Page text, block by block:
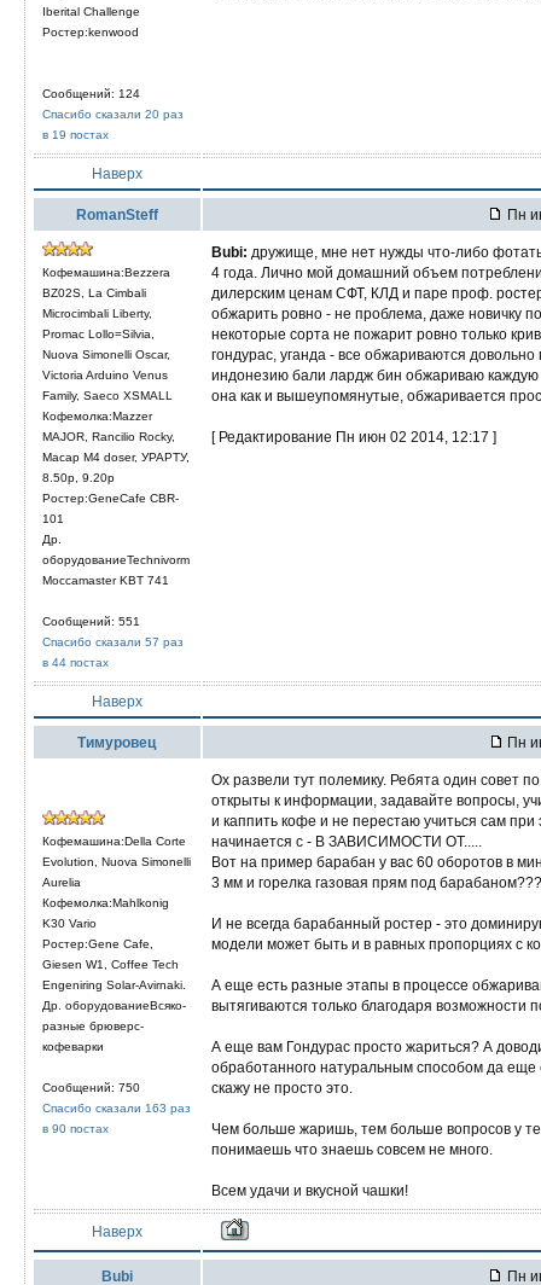
Iberital Challenge
Ростер:kenwood
Сообщений: 124
Спасибо сказали 20 раз
в 19 постах
Наверх
RomanSteff Пн
Кофемашина:Bezzera
BZ02S, La Cimbali
Microcimbali Liberty,
Promac Lollo=Silvia,
Nuova Simonelli Oscar,
Victoria Arduino Venus
Family, Saeco XSMALL
Кофемолка:Mazzer
MAJOR, Rancilio Rocky,
Macap M4 doser, УРАРТУ,
8.50р, 9.20р
Ростер:GeneCafe CBR-
101
Др.
оборудованиеTechnivorm
Moccamaster KBT 741
Сообщений: 551
Спасибо сказали 57 раз
в 44 постах
Bubi: дружище, мне нет нужды что-либо
4 года. Лично мой домашний объем
дилерским ценам СФТ, КЛД и паре проф.
обжарить ровно - не проблема, даже новичку
некоторые сорта не пожарит ровно только
гондурас, уганда - все обжариваются
индонезию бали лардж бин обжариваю каждую
она как и вышеупомянутые, обжаривается
[ Редактирование Пн июн 02 2014, 12:17 ]
Наверх
Тимуровец Пн
Кофемашина:Della Corte
Evolution, Nuova Simonelli
Aurelia
Кофемолка:Mahlkonig
K30 Vario
Ростер:Gene Cafe,
Giesen W1, Coffee Tech
Engeniring Solar-Avirnaki.
Др. оборудованиеВсяко-
разные брюверс-
кофеварки
Сообщений: 750
Спасибо сказали 163 раз
в 90 постах
Ох развели тут полемику. Ребята один совет
открыты к информации, задавайте вопросы,
и каппить кофе и не перестаю учиться сам
начинается с - В ЗАВИСИМОСТИ ОТ.....
Вот на пример барабан у вас 60 оборотов в
3 мм и горелка газовая прям под барабаном???
И не всегда барабанный ростер - это
модели может быть и в равных пропорциях с
А еще есть разные этапы в процессе
вытягиваются только благодаря возможности
А еще вам Гондурас просто жариться? А
обработанного натуральным способом да еще
скажу не просто это.
Чем больше жаришь, тем больше вопросов у
понимаешь что знаешь совсем не много.
Всем удачи и вкусной чашки!
Наверх
Bubi Пн